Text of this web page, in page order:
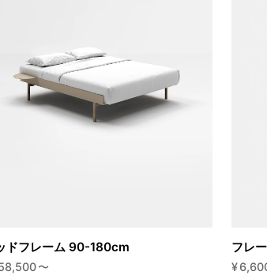
ドフレーム 90-180cm
〜
フレ
¥